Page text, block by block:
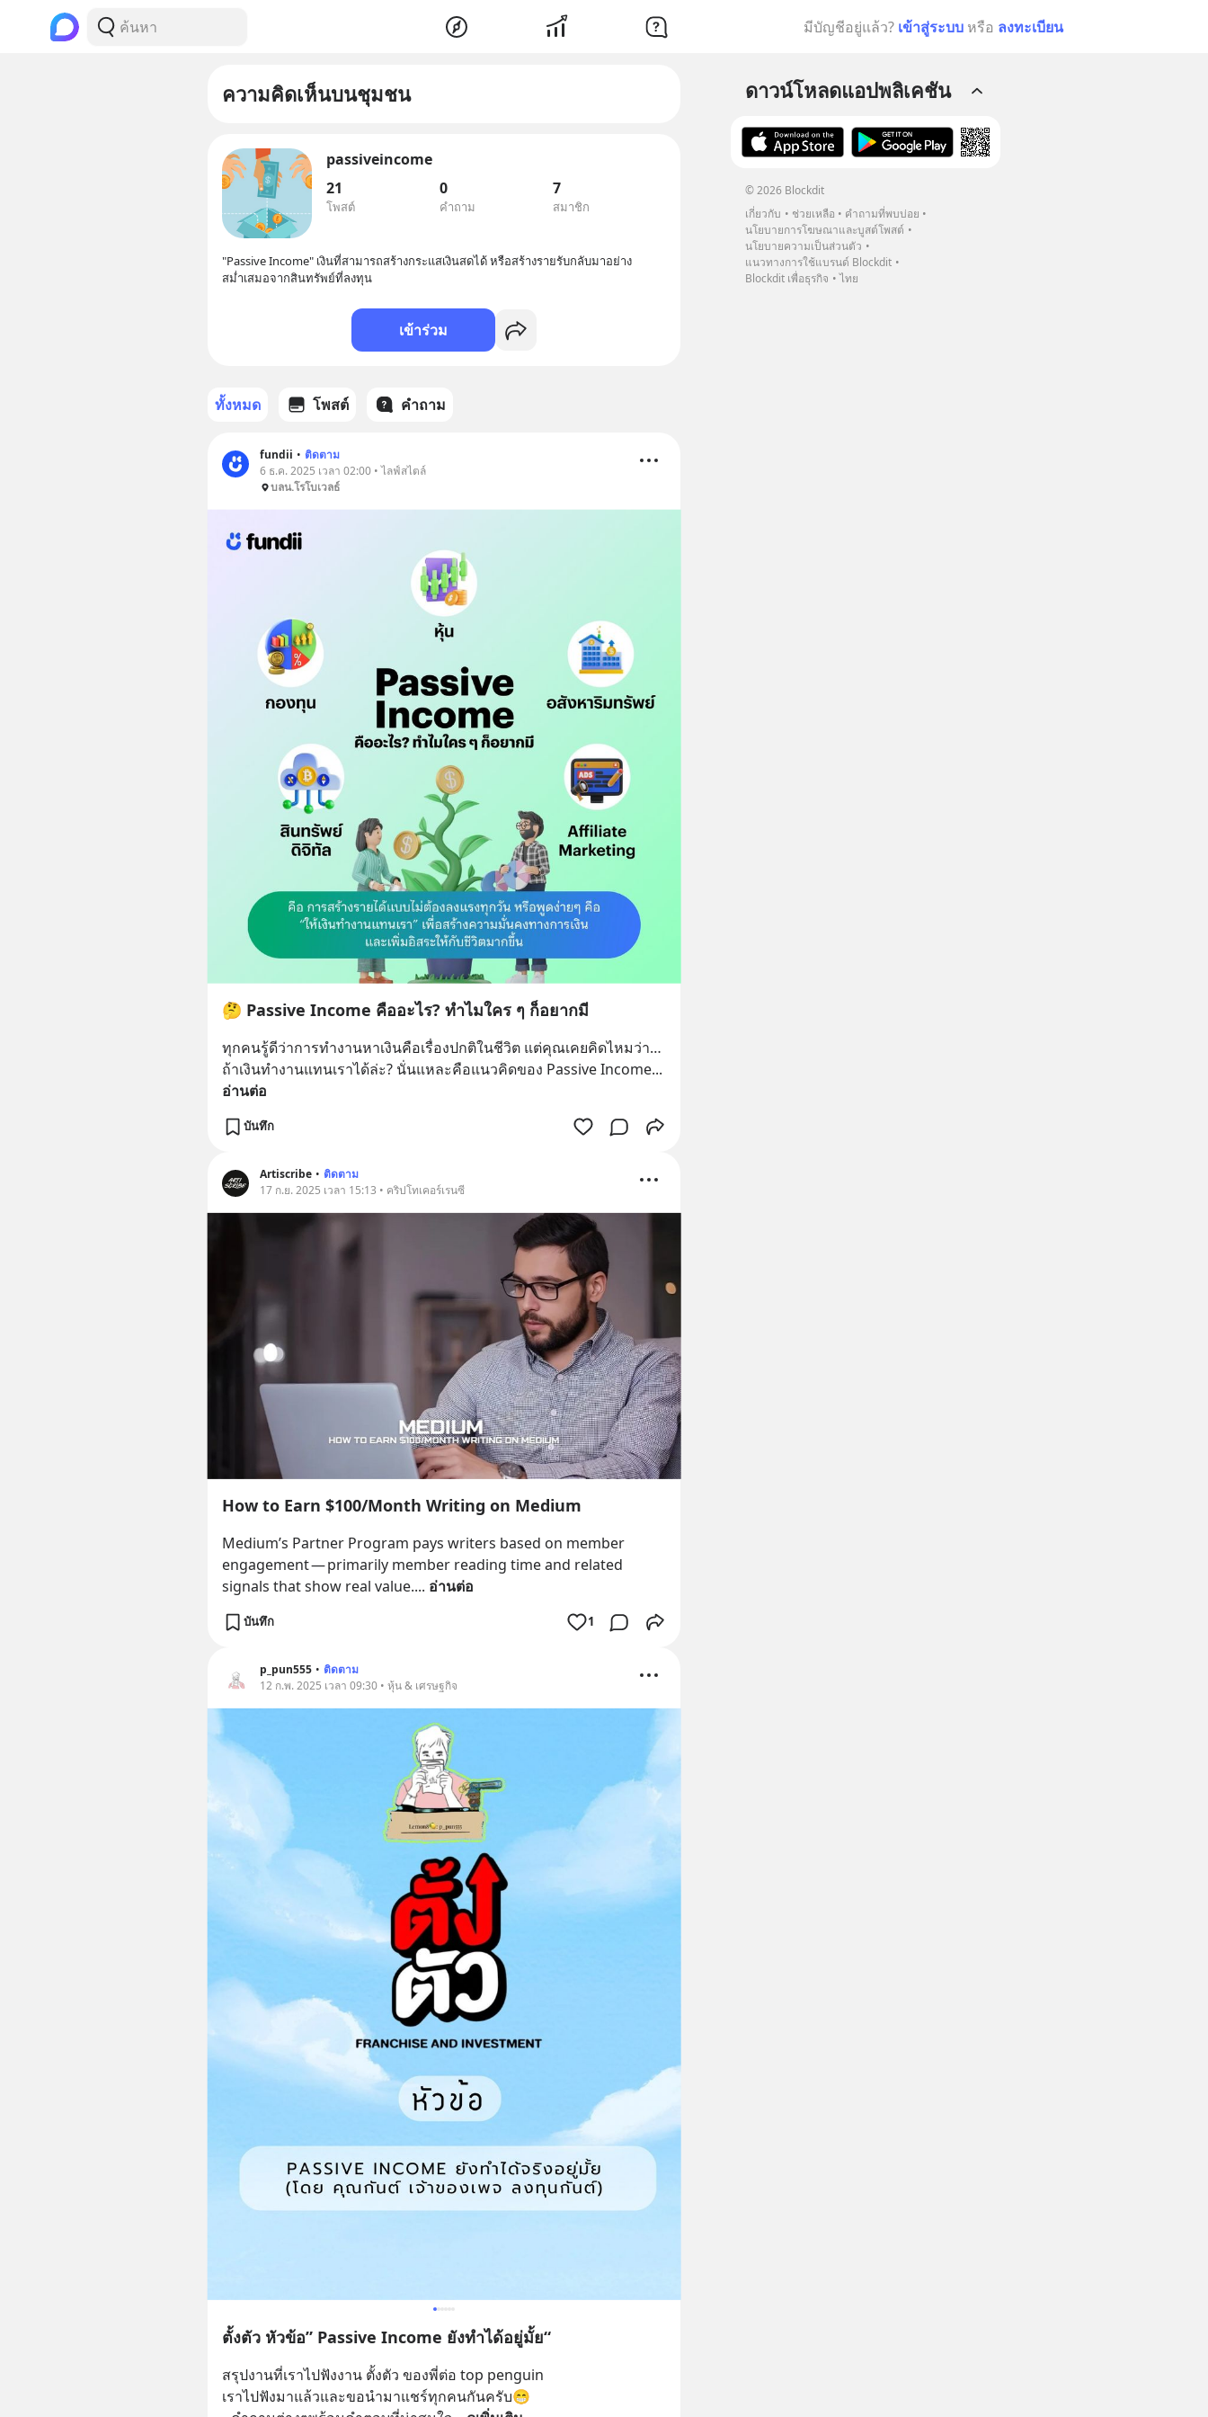
มีบัญชีอยู่แล้ว? เข้าสู่ระบบ หรือ ลงทะเบียน
ความคิดเห็นบนชุมชน
passiveincome
21
โพสต์
0
คำถาม
7
สมาชิก
"Passive Income" เงินที่สามารถสร้างกระแสเงินสดได้ หรือสร้างรายรับกลับมาอย่าง
สม่ำเสมอจากสินทรัพย์ที่ลงทุน
เข้าร่วม
ทั้งหมด โพสต์ คำถาม
fundii • ติดตาม
6 ธ.ค. 2025 เวลา 02:00 • ไลฟ์สไตล์
บลน.โรโบเวลธ์
🤔 Passive Income คืออะไร? ทำไมใคร ๆ ก็อยากมี
ทุกคนรู้ดีว่าการทำงานหาเงินคือเรื่องปกติในชีวิต แต่คุณเคยคิดไหมว่า…
ถ้าเงินทำงานแทนเราได้ล่ะ? นั่นแหละคือแนวคิดของ Passive Income
อ่านต่อ
บันทึก
Artiscribe • ติดตาม
17 ก.ย. 2025 เวลา 15:13 • คริปโทเคอร์เรนซี
How to Earn $100/Month Writing on Medium
Medium’s Partner Program pays writers based on member
engagement — primarily member reading time and related
signals that show real value.... อ่านต่อ
บันทึก 1
p_pun555 • ติดตาม
12 ก.พ. 2025 เวลา 09:30 • หุ้น & เศรษฐกิจ
ตั้งตัว หัวข้อ” Passive Income ยังทำได้อยู่มั้ย“
สรุปงานที่เราไปฟังงาน ตั้งตัว ของพี่ต่อ top penguin
เราไปฟังมาแล้วและขอนำมาแชร์ทุกคนกันครับ😁
ดาวน์โหลดแอปพลิเคชัน
© 2026 Blockdit
เกี่ยวกับ
ช่วยเหลือ
คำถามที่พบบ่อย
นโยบายการโฆษณาและบูสต์โพสต์
นโยบายความเป็นส่วนตัว
แนวทางการใช้แบรนด์ Blockdit
Blockdit เพื่อธุรกิจ
ไทย